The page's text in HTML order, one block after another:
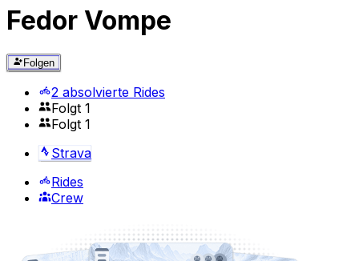
Fedor Vompe
Folgen
2 absolvierte Rides
Folgt 1
Folgt 1
Strava
Rides
Crew